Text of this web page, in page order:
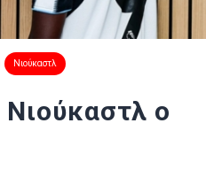
Νιούκαστλ
ο